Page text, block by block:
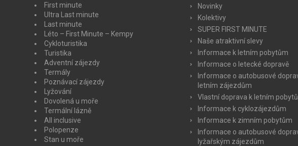
First minute
Ultra Last minute
Last minute
Léto – First Minute – Kempy
Cykloturistika
Turistika
Adventní zájezdy
Termály
Poznávací zájezdy
Lyžování
Dovolená u moře
Termální lázně
All inclusive
Polopenze
Stan u moře
Novinky
Kolektivy
SUPER FIRST MINUTE
Naše atraktivní slevy
Informace k letním pobytům
Informace o letecké dopravě
Informace o autobusové
letním zájezdům
Vlastní doprava k letním
Informace k cyklozájezdům
Informace k zimním pobytům
Informace o autobusové
lyžařským zájezdům